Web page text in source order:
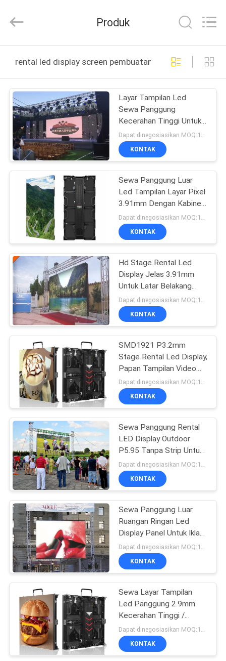
PRODUK
TAMPILAN
VR
TENTANG
KAMI
TUR
PABRIK
KONTROL
KUALITAS
BERITA
PETA
SITUS
KEBIJAKAN
PRIBADI
Limited.
Produk
rental led display screen pembuatan online
Layar Tampilan Led
Sewa Panggung
Kecerahan Tinggi Untuk
Konser 5.95mm
Dapat dinegosiasikan MOQ:10 meter persegi
KONTAK
Sewa Panggung Luar
Led Tampilan Layar Pixel
3.91mm Dengan Kabinet
Tipis 80mm
KONTAK
Hd Stage Rental Led
Display Jelas 3.91mm
Untuk Latar Belakang
Panggung Luar Ruangan
KONTAK
SMD1921 P3.2mm
Stage Rental Led Display,
Papan Tampilan Video
Led Penuh Warna
3.840Hz
Dapat dinegosiasikan MOQ:10 meter persegi
KONTAK
Sewa Panggung Rental
LED Display Outdoor
P5.95 Tanpa Strip Untuk
Latar Belakang PanggungDapat dinegosiasikan MOQ:10 meter persegi
KONTAK
Sewa Panggung Luar
Ruangan Ringan Led
Display Panel Untuk Iklan
Video
KONTAK
Sewa Layar Tampilan
Led Panggung 2.9mm
Kecerahan Tinggi /
Kinerja Definisi Tinggi
KONTAK